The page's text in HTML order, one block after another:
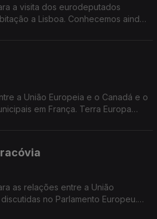
a visita dos eurodeputados
a Lisboa. Conhecemos ainda
a União Europeia e o Canadá e o
em França. Terra Europa
as relações entre a União
no Parlamento Europeu.